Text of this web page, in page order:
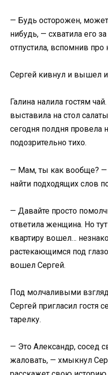
— Будь осторожен,
нибудь, — схватила его
отпустила, вспомнив
Сергей кивнул и вышел
Галина налила гостям
выставила на стол
сегодня полдня провела
подозрительно тихо.
— Мам, ты как вообще? —
найти подходящих слов
— Давайте просто
ответила женщина. Но
квартиру вошел…
растекающимся под
вошел Сергей.
Под молчаливыми
Сергей пригласил гостя
тарелку.
— Это Александр, сосед
жаловать, — хмыкнул